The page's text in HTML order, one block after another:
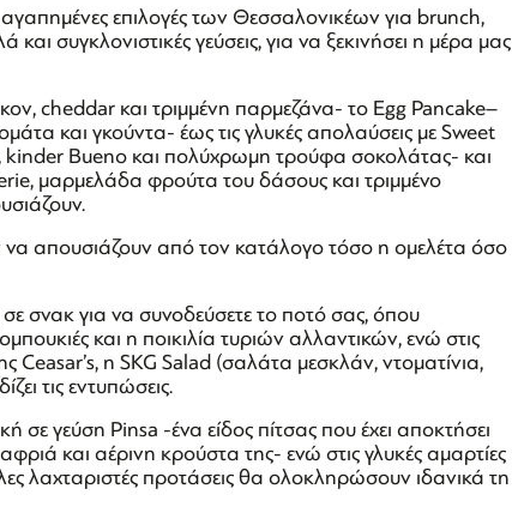
επιλογές των Θεσσαλονικέων για brunch,
συγκλονιστικές γεύσεις, για να ξεκινήσει η μέρα μας
cheddar και τριμμένη παρμεζάνα- το Egg Pancake–
και γκούντα- έως τις γλυκές απολαύσεις με Sweet
kinder Bueno και πολύχρωμη τρούφα σοκολάτας- και
μαρμελάδα φρούτα του δάσους και τριμμένο
απουσιάζουν από τον κατάλογο τόσο η ομελέτα όσο
σνακ για να συνοδεύσετε το ποτό σας, όπου
και η ποικιλία τυριών αλλαντικών, ενώ στις
Ceasar’s, η SKG Salad (σαλάτα μεσκλάν, ντοματίνια,
τις εντυπώσεις.
γεύση Pinsa -ένα είδος πίτσας που έχει αποκτήσει
και αέρινη κρούστα της- ενώ στις γλυκές αμαρτίες
λαχταριστές προτάσεις θα ολοκληρώσουν ιδανικά τη